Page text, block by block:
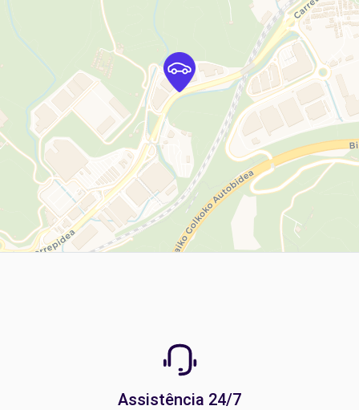
Assistência 24/7